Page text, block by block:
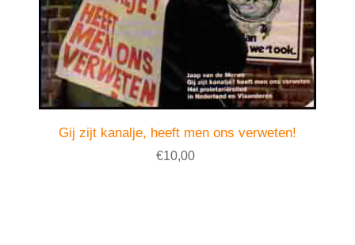
Gij zijt kanalje, heeft men ons verweten!
€10,00